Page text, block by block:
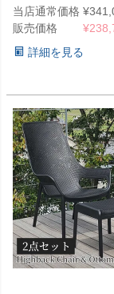
ンジャー」 木製
当店通常価格 ¥
販売価格
¥
詳細を見る